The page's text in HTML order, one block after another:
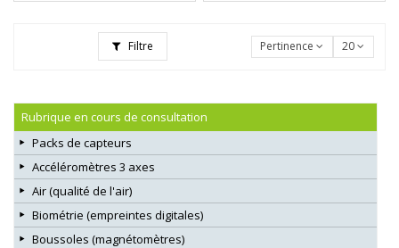
Filtre Pertinence 20
Rubrique en cours de consultation
Packs de capteurs
Accéléromètres 3 axes
Air (qualité de l'air)
Biométrie (empreintes digitales)
Boussoles (magnétomètres)